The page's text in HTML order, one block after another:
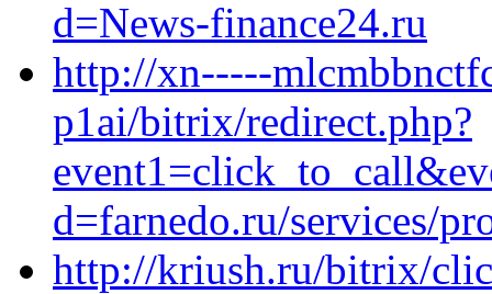
d=News-finance24.ru
http://xn-----
p1ai/bitrix/redirect.php?
d=farnedo.ru/services/
http://kriush.ru/bitrix/